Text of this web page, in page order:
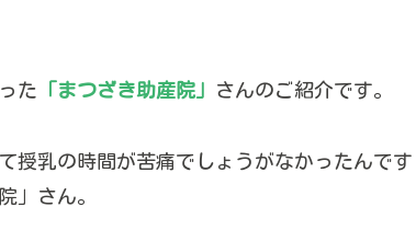
た 「まつざき助産院」 さんのご紹介です。
授乳の時間が苦痛でしょうがなかったんです
」さん。